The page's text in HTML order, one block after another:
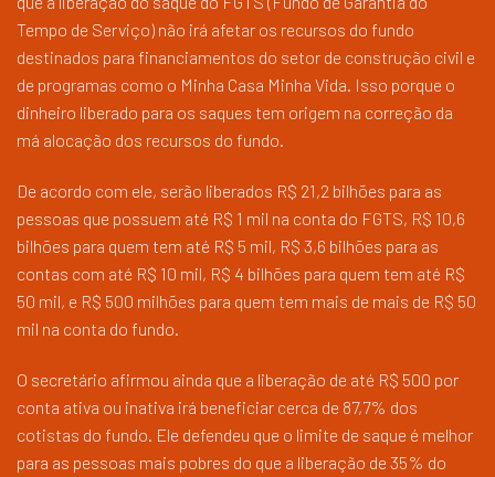
Tempo de Serviço) não irá afetar os recursos do fundo
destinados para financiamentos do setor de construção civil e
de programas como o Minha Casa Minha Vida. Isso porque o
dinheiro liberado para os saques tem origem na correção da
má alocação dos recursos do fundo.
De acordo com ele, serão liberados R$ 21,2 bilhões para as
pessoas que possuem até R$ 1 mil na conta do FGTS, R$ 10,6
bilhões para quem tem até R$ 5 mil, R$ 3,6 bilhões para as
contas com até R$ 10 mil, R$ 4 bilhões para quem tem até R$
50 mil, e R$ 500 milhões para quem tem mais de mais de R$ 50
mil na conta do fundo.
O secretário afirmou ainda que a liberação de até R$ 500 por
conta ativa ou inativa irá beneficiar cerca de 87,7% dos
cotistas do fundo. Ele defendeu que o limite de saque é melhor
para as pessoas mais pobres do que a liberação de 35% do